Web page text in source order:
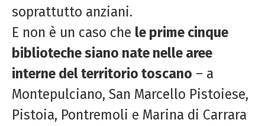
soprattutto anziani.
E non è un caso che le prime cinque
biblioteche siano nate nelle aree
interne del territorio toscano – a
Montepulciano, San Marcello Pistoiese,
Pistoia, Pontremoli e Marina di Carrara